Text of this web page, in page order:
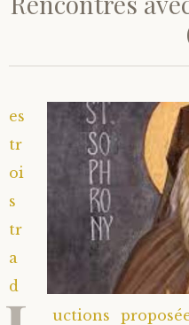
es
tr
oi
s
tr
a
d
uctions